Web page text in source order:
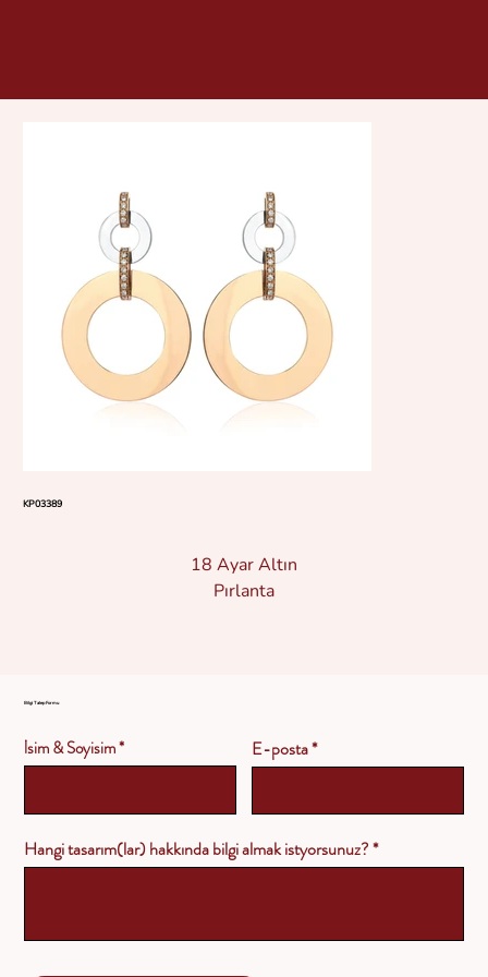
KP03389
18 Ayar Altın
Pırlanta
Bilgi Talep Formu
İsim & Soyisim E-posta
Hangi tasarım(lar) hakkında bilgi almak istyorsunuz?